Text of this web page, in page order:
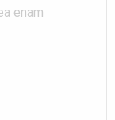
enam